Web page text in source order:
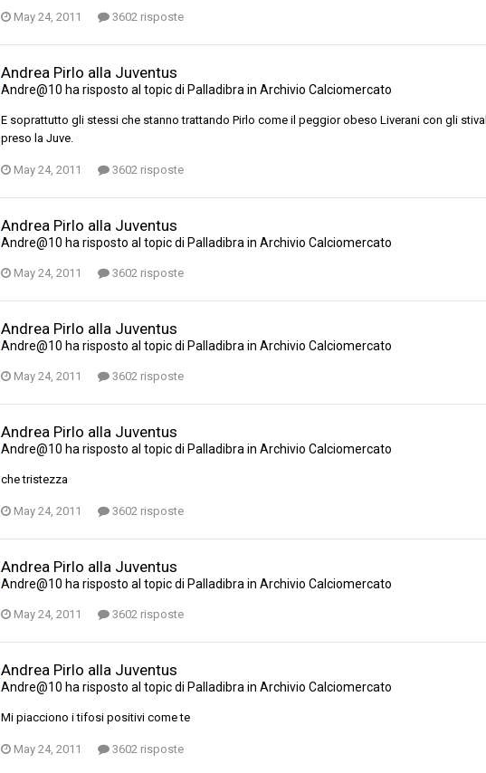
May 24, 2011 3602 risposte
Andrea Pirlo alla Juventus
Andre@10 ha risposto al topic di Palladibra in Archivio Calciomercato
E soprattutto gli stessi che stanno trattando Pirlo come il peggior obeso Liverani con gli
preso la Juve.
May 24, 2011 3602 risposte
Andrea Pirlo alla Juventus
Andre@10 ha risposto al topic di Palladibra in Archivio Calciomercato
May 24, 2011 3602 risposte
Andrea Pirlo alla Juventus
Andre@10 ha risposto al topic di Palladibra in Archivio Calciomercato
May 24, 2011 3602 risposte
Andrea Pirlo alla Juventus
Andre@10 ha risposto al topic di Palladibra in Archivio Calciomercato
che tristezza
May 24, 2011 3602 risposte
Andrea Pirlo alla Juventus
Andre@10 ha risposto al topic di Palladibra in Archivio Calciomercato
May 24, 2011 3602 risposte
Andrea Pirlo alla Juventus
Andre@10 ha risposto al topic di Palladibra in Archivio Calciomercato
Mi piacciono i tifosi positivi come te
May 24, 2011 3602 risposte